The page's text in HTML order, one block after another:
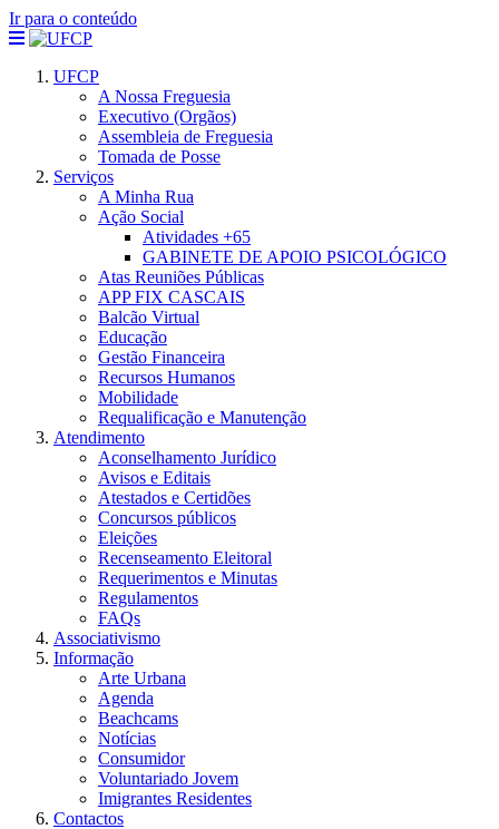
Ir para o conteúdo
UFCP
A Nossa Freguesia
Executivo (Orgãos)
Assembleia de Freguesia
Tomada de Posse
Serviços
A Minha Rua
Ação Social
Atividades +65
GABINETE DE APOIO PSICOLÓGICO
Atas Reuniões Públicas
APP FIX CASCAIS
Balcão Virtual
Educação
Gestão Financeira
Recursos Humanos
Mobilidade
Requalificação e Manutenção
Atendimento
Aconselhamento Jurídico
Avisos e Editais
Atestados e Certidões
Concursos públicos
Eleições
Recenseamento Eleitoral
Requerimentos e Minutas
Regulamentos
FAQs
Associativismo
Informação
Arte Urbana
Agenda
Beachcams
Notícias
Consumidor
Voluntariado Jovem
Imigrantes Residentes
Contactos